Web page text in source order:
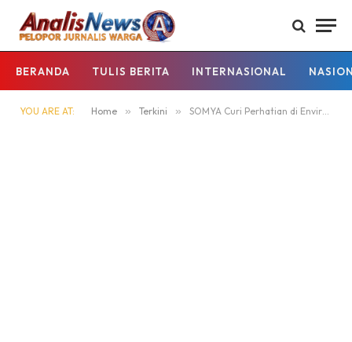
BERANDA TULIS BERITA INTERNASIONAL
YOU ARE AT: Home » Terkini » SOMYA Curi Perhatian di Enviro Tech 2026, Menteri LH Apresiasi Teknologi Olah Sampah Organik Karya Anak Bangsa